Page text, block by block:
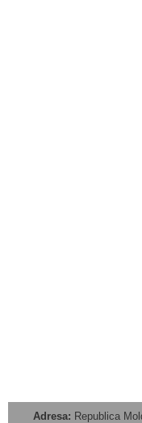
Adresa: Republica